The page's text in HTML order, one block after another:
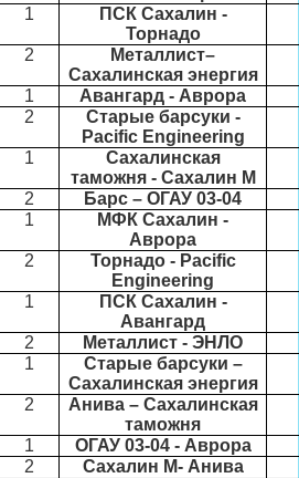
1
ПСК Сахалин -
Торнадо
2
Металлист–
Сахалинская энергия
1
Авангард - Аврора
2
Старые барсуки -
Pacific Engineering
1
Сахалинская
таможня - Сахалин М
2
Барс – ОГАУ 03-04
1
МФК Сахалин -
Аврора
2 Торнадо - Pacific
Engineering
1
ПСК Сахалин -
Авангард
2
Металлист - ЭНЛО
1
Старые барсуки –
Сахалинская энергия
2
Анива – Сахалинская
таможня
1
ОГАУ 03-04 - Аврора
2
Сахалин М- Анива